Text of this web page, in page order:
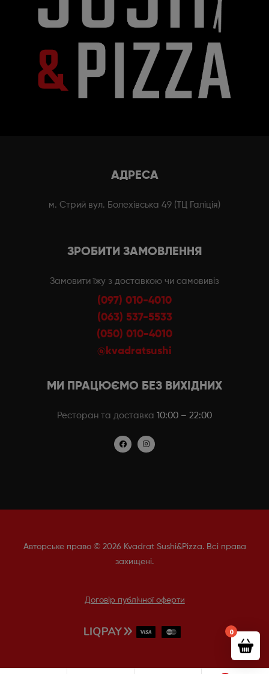
АДРЕСА
м. Стрий вул. Болехівська 49 (ТЦ Галіція)
ЗРОБИТИ ЗАМОВЛЕННЯ
Замовити їжу з доставкою чи самовивіз
(097) 010-4010
(063) 537-5533
(050) 010-4010
@kvadratsushi
МИ ПРАЦЮЄМО БЕЗ ВИХІДНИХ
Ресторан та доставка 10:00 – 22:00
Авторське право © 2026 Kvadrat Sushi&Pizza. Всі права
захищені.
Договір публічної оферти
0